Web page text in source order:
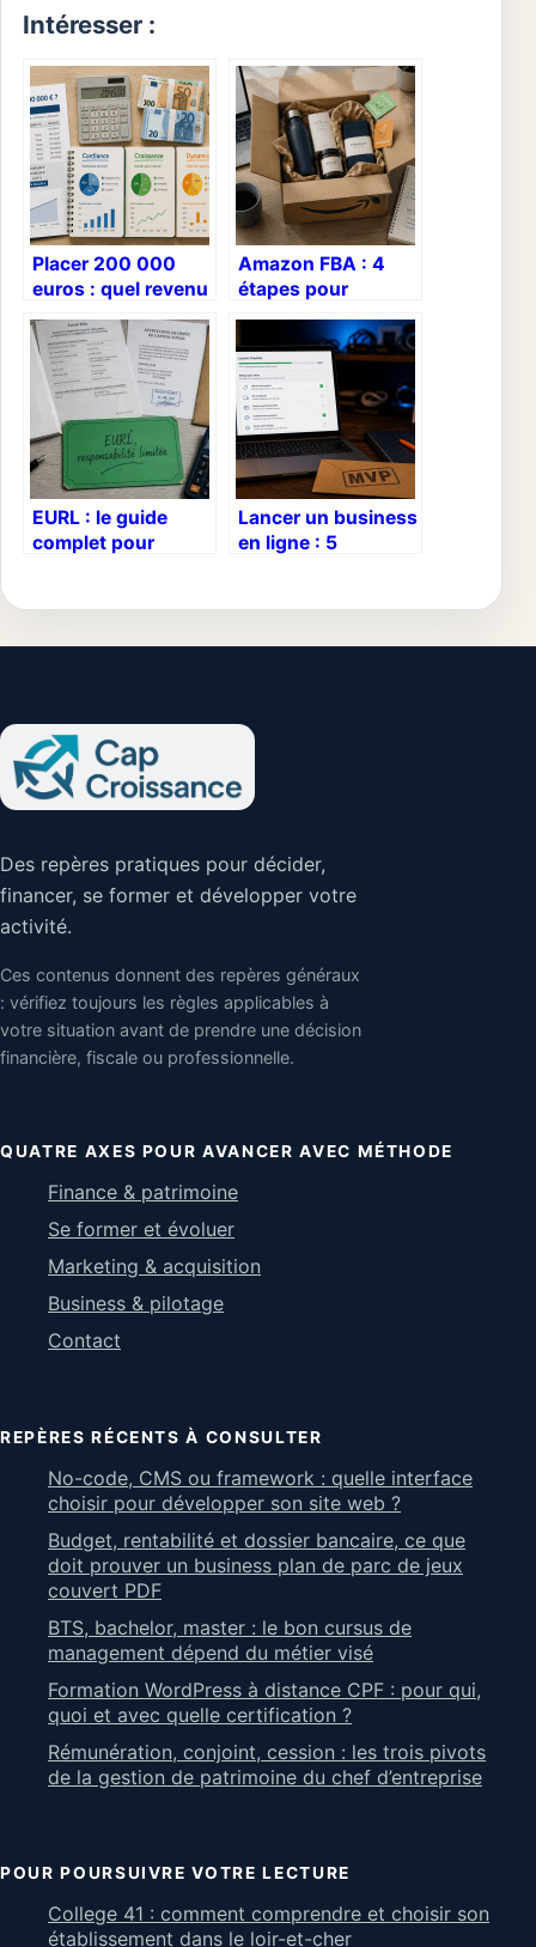
Intéresser :
Placer 200 000
euros : quel revenu
mensuel espérer
selon votre profil ?
Amazon FBA : 4
étapes pour
déléguer votre
logistique et
maximiser vos
marges
EURL : le guide
complet pour
fiscalité
Lancer un business
en ligne : 5
Des repères pratiques pour décider,
financer, se former et développer votre
activité.
Ces contenus donnent des repères généraux
: vérifiez toujours les règles applicables à
votre situation avant de prendre une décision
financière, fiscale ou professionnelle.
QUATRE AXES POUR AVANCER AVEC MÉTHODE
Finance & patrimoine
Se former et évoluer
Marketing & acquisition
Business & pilotage
Contact
REPÈRES RÉCENTS À CONSULTER
No-code, CMS ou framework : quelle interface
choisir pour développer son site web ?
Budget, rentabilité et dossier bancaire, ce que
doit prouver un business plan de parc de jeux
couvert PDF
BTS, bachelor, master : le bon cursus de
management dépend du métier visé
Formation WordPress à distance CPF : pour qui,
quoi et avec quelle certification ?
Rémunération, conjoint, cession : les trois pivots
de la gestion de patrimoine du chef d’entreprise
POUR POURSUIVRE VOTRE LECTURE
College 41 : comment comprendre et choisir son
établissement dans le loir-et-cher